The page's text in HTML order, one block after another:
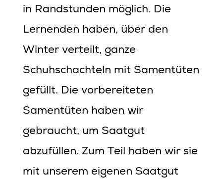
in Randstunden möglich. Die
Lernenden haben, über den
Winter verteilt, ganze
Schuhschachteln mit Samentüten
gefüllt. Die vorbereiteten
Samentüten haben wir
gebraucht, um Saatgut
abzufüllen. Zum Teil haben wir sie
mit unserem eigenen Saatgut